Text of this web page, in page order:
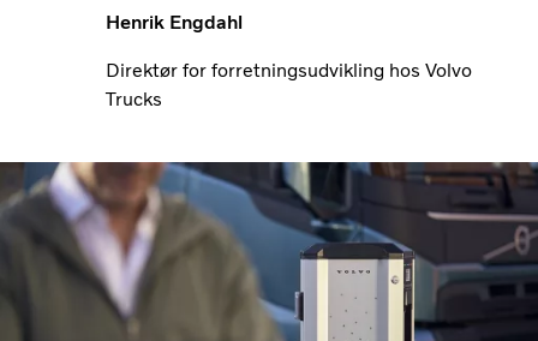
Henrik Engdahl
Direktør for forretningsudvikling hos Volvo
Trucks